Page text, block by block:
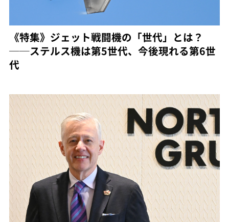
《特集》ジェット戦闘機の「世代」とは？
──ステルス機は第5世代、今後現れる第6世
代